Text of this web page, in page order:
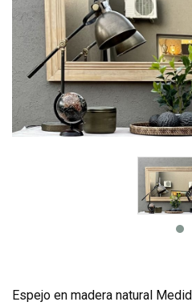
Espejo en madera natural